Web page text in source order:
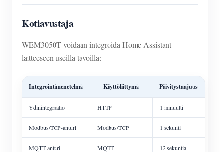
Kotiavustaja
WEM3050T voidaan integroida Home Assistant -
laitteeseen useilla tavoilla:
Integrointimenetelmä Käyttöliittymä Päivitystaajuus
Ydinintegraatio HTTP 1 minuutti
Modbus/TCP-anturi Modbus/TCP 1 sekunti
MQTT-anturi MQTT 12 sekuntia